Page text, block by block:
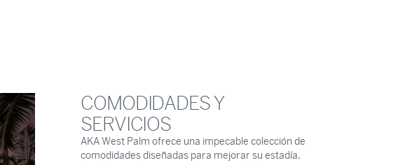
COMODIDADES Y
SERVICIOS
AKA West Palm ofrece una impecable colección de
comodidades diseñadas para mejorar su estadía,